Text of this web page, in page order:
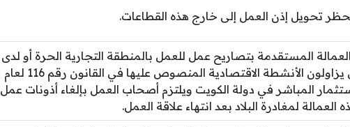
تحويل إذن العمل إلى خارج هذه القطاعات.
المستقدمة بتصاريح عمل للعمل بالمنطقة التجارية الحرة أو لدى
المستثمرين الأجانب الذين يزاولون الأنشطة الاقتصادية المنصوص عليها في القانون رقم 116 لعام
المباشر في دولة الكويت ويلتزم أصحاب العمل بإلغاء أذونات عمل
العمالة لمغادرة البلاد بعد انتهاء علاقة العمل.